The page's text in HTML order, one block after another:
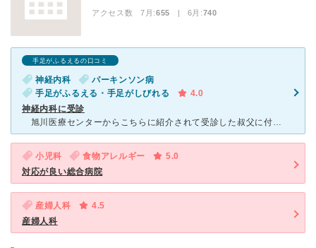
アクセス数 7月:655 | 6月:740
手足がふるえるの口コミ
神経内科
パーキンソン病
手足がふるえる・手足がしびれる
4.0
神経内科に受診
旭川医療センターからこちらに紹介されて受診した叔父に付き添いました。名寄市立総合病院は、第1水曜日と第3水曜日に出張医で神経内科をやっており、今回は第1水曜日の受診です。旭川医療センターの頃の主治医
小児科 食物アレルギー
5.0
対応が良い総合病院
産婦人科
4.5
産婦人科